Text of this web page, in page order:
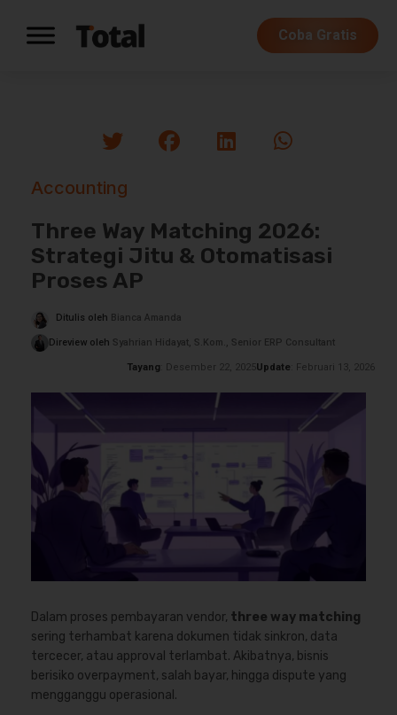
Coba Gratis
Accounting
Three Way Matching 2026:
Strategi Jitu & Otomatisasi
Proses AP
Ditulis oleh Bianca Amanda
Direview oleh Syahrian Hidayat, S.Kom., Senior ERP Consultant
Tayang : Desember 22, 2025Update : Februari 13, 2026
Dalam proses pembayaran vendor, three way matching
sering terhambat karena dokumen tidak sinkron, data
tercecer, atau approval terlambat. Akibatnya, bisnis
berisiko overpayment, salah bayar, hingga dispute yang
mengganggu operasional.